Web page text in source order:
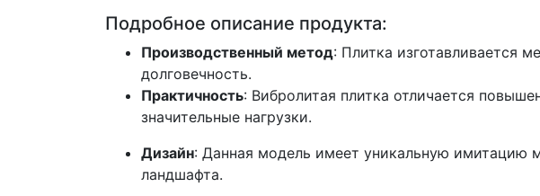
Подробное описание продукта:
Производственный метод: Плитка изготавливается
долговечность.
Практичность: Вибролитая плитка отличается
значительные нагрузки.
Дизайн: Данная модель имеет уникальную имитацию
ландшафта.